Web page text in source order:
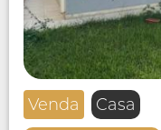
Venda Casa